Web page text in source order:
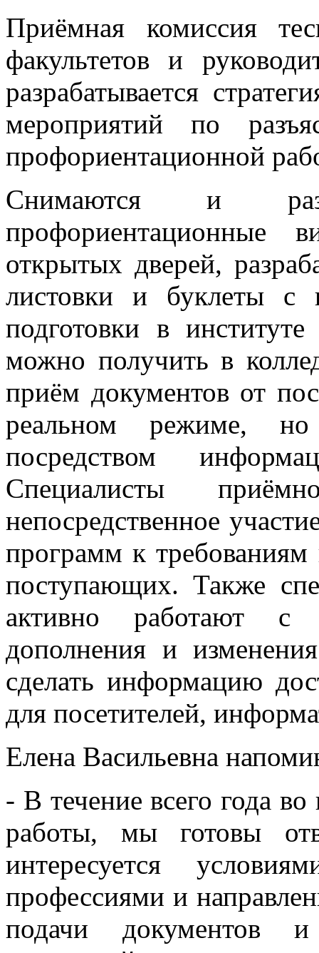
Приёмная комиссия
факультетов и
разрабатывается
мероприятий по
профориентационной
Снимаются и
профориентационные
открытых дверей,
листовки и буклеты с
подготовки в
можно получить в
приём документов от
реальном режиме,
посредством
Специалисты
непосредственное
программ к требованиям
поступающих. Также
активно работают с
дополнения и
сделать информацию
для посетителей,
Елена Васильевна
- В течение всего года
работы, мы готовы
интересуется
профессиями и
подачи документов и